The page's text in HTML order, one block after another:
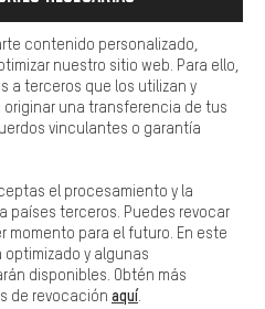
Deutsch
DE français
FR
de Aquisgrán Programa de afiliados
Reciclaje de baterias
Ajusta el contraste
son en euros e sin MwSt, más
aEstados Unidos.
y sencilla.
que puedas usar nuestro sitio web.
contenido personalizado,
nuestro sitio web. Para ello,
a terceros que los utilizan y
una transferencia de tus
vinculantes o garantía
el procesamiento y la
países terceros. Puedes revocar
para el futuro. En este
y algunas
disponibles. Obtén más
de revocación aquí.